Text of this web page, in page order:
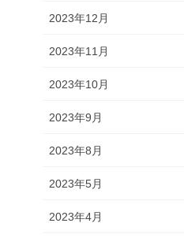
2023年12月
2023年11月
2023年10月
2023年9月
2023年8月
2023年5月
2023年4月